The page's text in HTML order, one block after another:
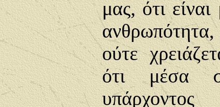
μας, ότι
ούτε
ότι μέσα